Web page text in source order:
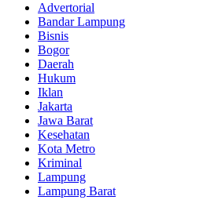
Advertorial
Bandar Lampung
Bisnis
Bogor
Daerah
Hukum
Iklan
Jakarta
Jawa Barat
Kesehatan
Kota Metro
Kriminal
Lampung
Lampung Barat